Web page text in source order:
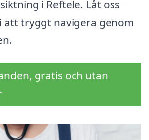
i Reftele. Låt oss
att tryggt navigera genom
gratis och utan